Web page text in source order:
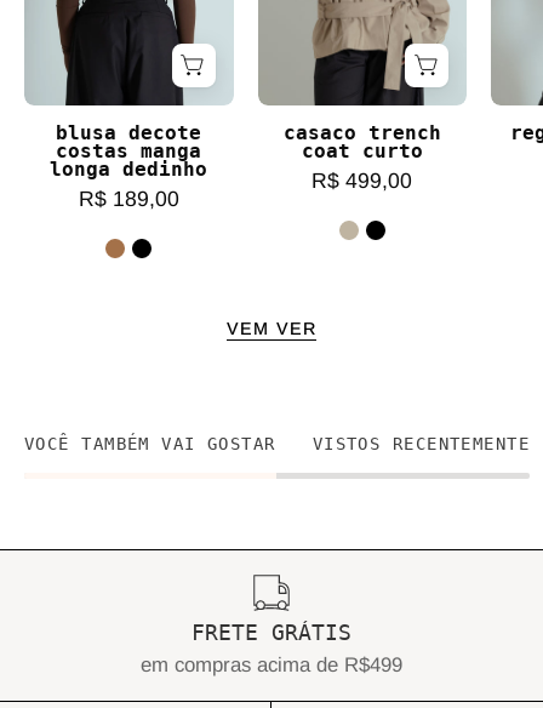
blusa decote
costas manga
longa dedinho
R$ 189,00
casaco trench
coat curto
R$ 499,00
VEM VER
VOCÊ TAMBÉM VAI GOSTAR VISTOS RECENTEMENTE
FRETE GRÁTIS
em compras acima de R$499